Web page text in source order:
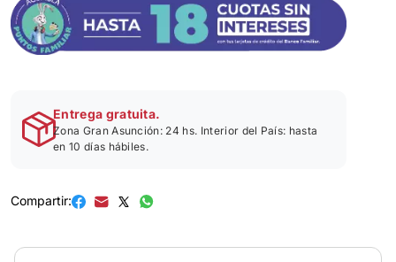
Entrega gratuita.
Zona Gran Asunción: 24 hs. Interior del País: hasta
en 10 días hábiles.
Compartir: